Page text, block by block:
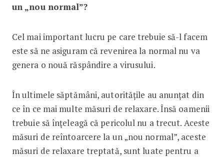
un „nou normal”?
Cel mai important lucru pe care trebuie să-l facem
este să ne asiguram că revenirea la normal nu va
genera o nouă răspândire a virusului.
În ultimele săptămâni, autoritățile au anunțat din
ce în ce mai multe măsuri de relaxare. Însă oamenii
trebuie să înțeleagă că pericolul nu a trecut. Aceste
măsuri de reîntoarcere la un „nou normal”, aceste
măsuri de relaxare treptată, sunt luate pentru a